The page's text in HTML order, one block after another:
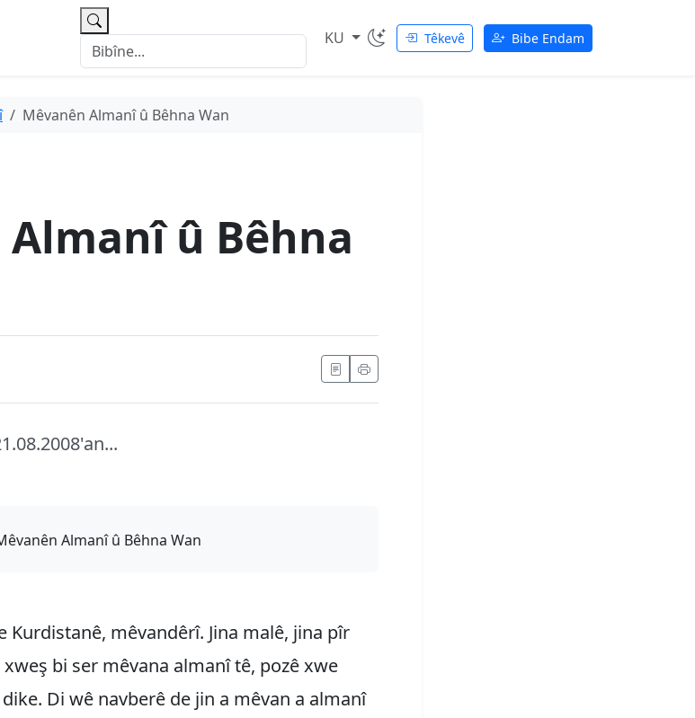
KU Têkevê Bibe Endam
Mêvanên Almanî û Bêhna Wan
û Bêhna
Kurdistanê, mêvandêrî. Jina malê, jina pîr
bi ser mêvana almanî tê, pozê xwe
Di wê navberê de jin a mêvan a almanî